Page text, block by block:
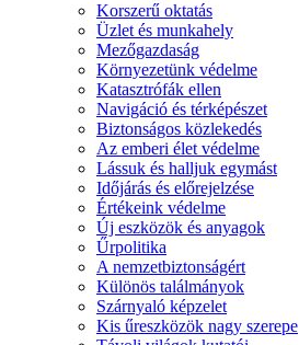
Korszerű oktatás
Üzlet és munkahely
Mezőgazdaság
Környezetünk védelme
Katasztrófák ellen
Navigáció és térképészet
Biztonságos közlekedés
Az emberi élet védelme
Lássuk és halljuk egymást
Időjárás és előrejelzése
Értékeink védelme
Új eszközök és anyagok
Űrpolitika
A nemzetbiztonságért
Különös találmányok
Szárnyaló képzelet
Kis űreszközök nagy szerepe